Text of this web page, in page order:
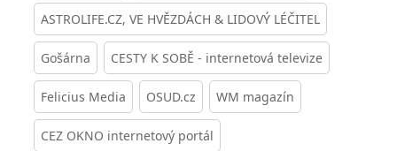
ASTROLIFE.CZ, VE HVĚZDÁCH & LIDOVÝ LÉČITEL
Gošárna CESTY K SOBĚ - internetová televize
Felicius Media OSUD.cz WM magazín
CEZ OKNO internetový portál